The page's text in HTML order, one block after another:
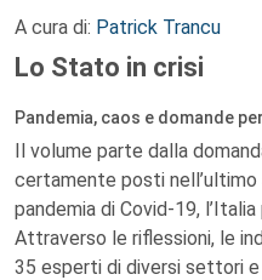
A cura di: Patrick Trancu
Lo Stato in crisi
Pandemia, caos e domande
Il volume parte dalla
certamente posti nell’ultimo
pandemia di Covid-19,
Attraverso le riflessioni, le
35 esperti di diversi settori